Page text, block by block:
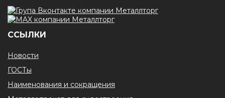
ССЫЛКИ
Новости
ГОСТы
Наименования и сокращения